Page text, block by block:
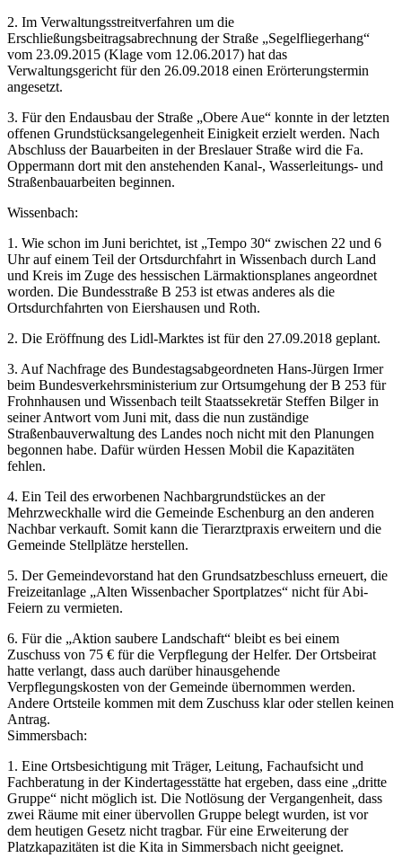
2. Im Verwaltungsstreitverfahren um die
Erschließungsbeitragsabrechnung der Straße „Segelfliegerhang“
vom 23.09.2015 (Klage vom 12.06.2017) hat das
Verwaltungsgericht für den 26.09.2018 einen Erörterungstermin
angesetzt.
3. Für den Endausbau der Straße „Obere Aue“ konnte in der letzten
offenen Grundstücksangelegenheit Einigkeit erzielt werden. Nach
Abschluss der Bauarbeiten in der Breslauer Straße wird die Fa.
Oppermann dort mit den anstehenden Kanal-, Wasserleitungs- und
Straßenbauarbeiten beginnen.
Wissenbach:
1. Wie schon im Juni berichtet, ist „Tempo 30“ zwischen 22 und 6
Uhr auf einem Teil der Ortsdurchfahrt in Wissenbach durch Land
und Kreis im Zuge des hessischen Lärmaktionsplanes angeordnet
worden. Die Bundesstraße B 253 ist etwas anderes als die
Ortsdurchfahrten von Eiershausen und Roth.
2. Die Eröffnung des Lidl-Marktes ist für den 27.09.2018 geplant.
3. Auf Nachfrage des Bundestagsabgeordneten Hans-Jürgen Irmer
beim Bundesverkehrsministerium zur Ortsumgehung der B 253 für
Frohnhausen und Wissenbach teilt Staatssekretär Steffen Bilger in
seiner Antwort vom Juni mit, dass die nun zuständige
Straßenbauverwaltung des Landes noch nicht mit den Planungen
begonnen habe. Dafür würden Hessen Mobil die Kapazitäten
fehlen.
4. Ein Teil des erworbenen Nachbargrundstückes an der
Mehrzweckhalle wird die Gemeinde Eschenburg an den anderen
Nachbar verkauft. Somit kann die Tierarztpraxis erweitern und die
Gemeinde Stellplätze herstellen.
5. Der Gemeindevorstand hat den Grundsatzbeschluss erneuert, die
Freizeitanlage „Alten Wissenbacher Sportplatzes“ nicht für Abi-
Feiern zu vermieten.
6. Für die „Aktion saubere Landschaft“ bleibt es bei einem
Zuschuss von 75 € für die Verpflegung der Helfer. Der Ortsbeirat
hatte verlangt, dass auch darüber hinausgehende
Verpflegungskosten von der Gemeinde übernommen werden.
Andere Ortsteile kommen mit dem Zuschuss klar oder stellen keinen
Antrag.
Simmersbach:
1. Eine Ortsbesichtigung mit Träger, Leitung, Fachaufsicht und
Fachberatung in der Kindertagesstätte hat ergeben, dass eine „dritte
Gruppe“ nicht möglich ist. Die Notlösung der Vergangenheit, dass
zwei Räume mit einer übervollen Gruppe belegt wurden, ist vor
dem heutigen Gesetz nicht tragbar. Für eine Erweiterung der
Platzkapazitäten ist die Kita in Simmersbach nicht geeignet.